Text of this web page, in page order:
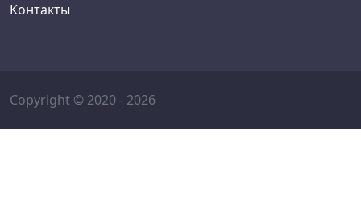
Контакты
Copyright © 2020 - 2026